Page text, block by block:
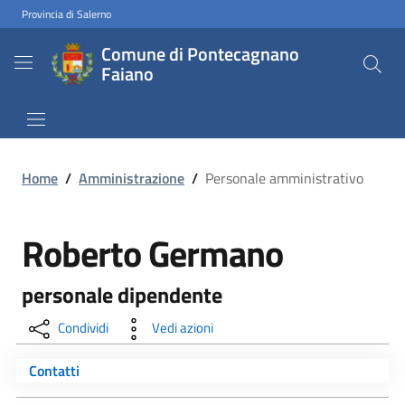
Provincia di Salerno
Comune di Pontecagnano
Faiano
Home / Amministrazione / Personale amministrativo
Roberto Germano
personale dipendente
Condividi Vedi azioni
Contatti